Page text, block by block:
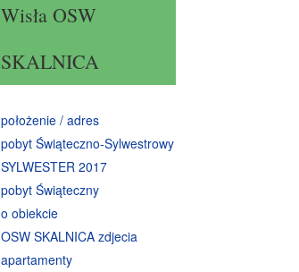
Wisła OSW
SKALNICA
położenie / adres
pobyt Świąteczno-Sylwestrowy
SYLWESTER 2017
pobyt Świąteczny
o obiekcie
OSW SKALNICA zdjecia
apartamenty